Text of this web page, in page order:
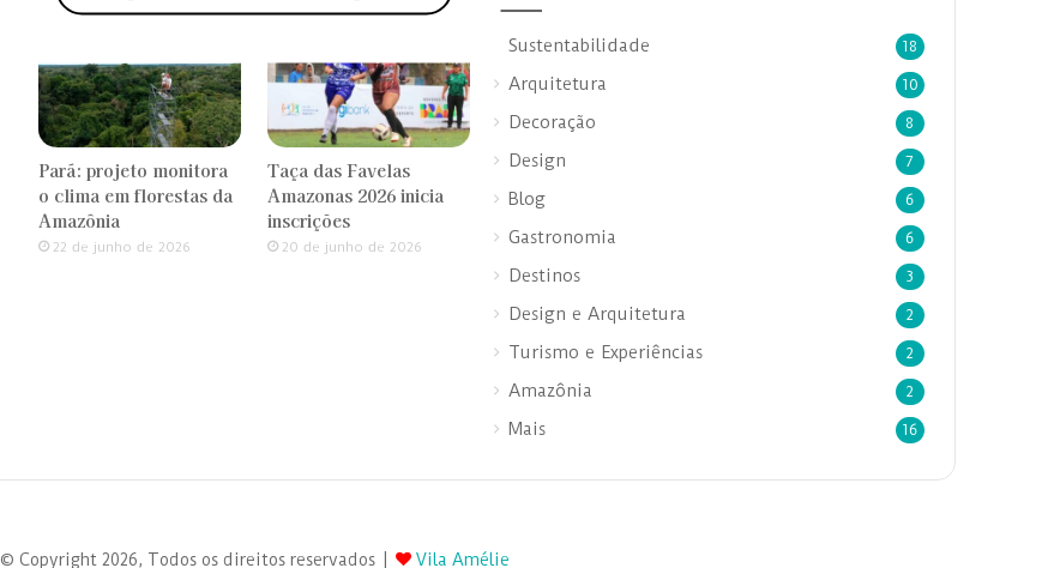
Pará: projeto monitora
o clima em florestas da
Amazônia
22 de junho de 2026
Taça das Favelas
Amazonas 2026 inicia
inscrições
20 de junho de 2026
Sustentabilidade 18
Arquitetura 10
Decoração 8
Design 7
Blog 6
Gastronomia 6
Destinos 3
Design e Arquitetura 2
Turismo e Experiências 2
Amazônia 2
Mais 16
© Copyright 2026, Todos os direitos reservados | Vila Amélie